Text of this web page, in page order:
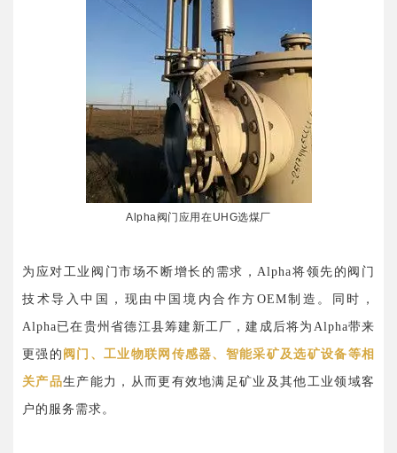
Alpha阀门应用在UHG选煤厂
为应对工业阀门市场不断增长的需求，Alpha将领先的阀门
技术导入中国，现由中国境内合作方OEM制造。同时，
Alpha已在贵州省德江县筹建新工厂，建成后将为Alpha带来
更强的 阀门、工业物联网传感器、智能采矿及选矿设备等相
关产品生产能力，从而更有效地满足矿业及其他工业领域客
户的服务需求。